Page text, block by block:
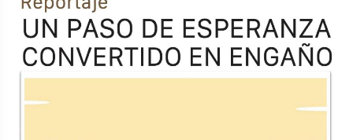
Previous
TODOS LOS SUPLEMENTOS